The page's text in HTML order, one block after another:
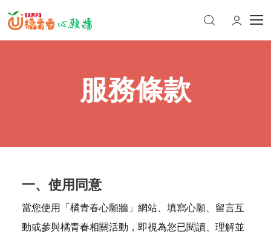
服務條款
一、使用同意
當您使用「橘青春心願牆」網站、填寫心願、留言互
動或參與橘青春相關活動，即視為您已閱讀、理解並